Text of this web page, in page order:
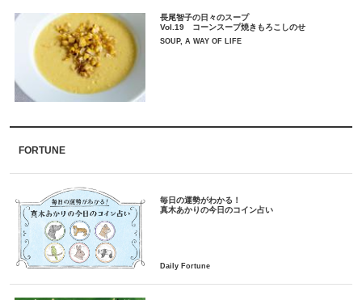
長尾智子の日々のスープ
Vol.19 コーンスープ焼きもろこしのせ
SOUP, A WAY OF LIFE
FORTUNE
毎日の運勢がわかる！